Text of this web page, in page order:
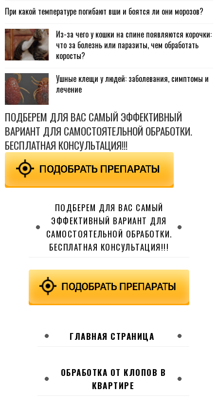
При какой температуре погибают вши и боятся ли они морозов?
Из-за чего у кошки на спине появляются корочки:
что за болезнь или паразиты, чем обработать
коросты?
Ушные клещи у людей: заболевания, симптомы и
лечение
ПОДБЕРЕМ ДЛЯ ВАС САМЫЙ ЭФФЕКТИВНЫЙ
ВАРИАНТ ДЛЯ САМОСТОЯТЕЛЬНОЙ ОБРАБОТКИ.
БЕСПЛАТНАЯ КОНСУЛЬТАЦИЯ!!!
ПОДБЕРЕМ ДЛЯ ВАС САМЫЙ
ЭФФЕКТИВНЫЙ ВАРИАНТ ДЛЯ
САМОСТОЯТЕЛЬНОЙ ОБРАБОТКИ.
БЕСПЛАТНАЯ КОНСУЛЬТАЦИЯ!!!
ГЛАВНАЯ СТРАНИЦА
ОБРАБОТКА ОТ КЛОПОВ В
КВАРТИРЕ